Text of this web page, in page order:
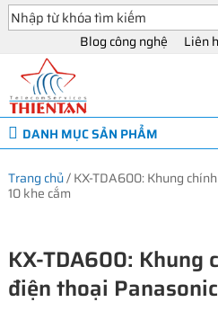
Blog công nghệ Liên
DANH MỤC SẢN PHẨM
Trang chủ/KX-TDA600: Khung
10 khe cắm
KX-TDA600: Khung
điện thoại